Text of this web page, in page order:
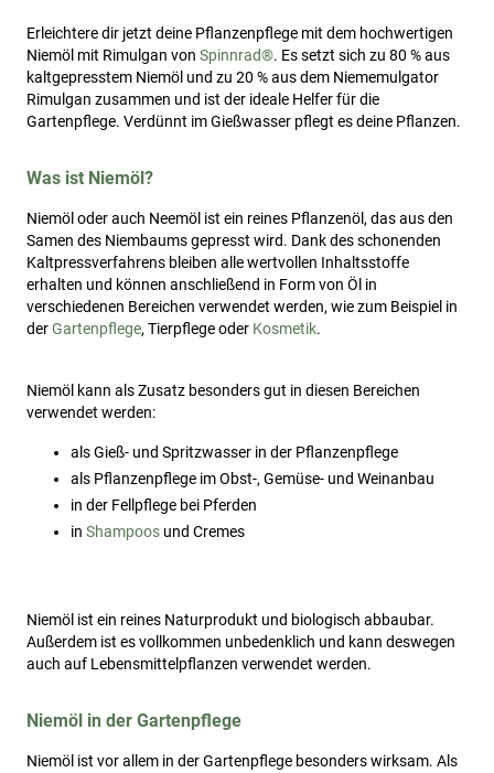
Erleichtere dir jetzt deine Pflanzenpflege mit dem hochwertigen
Niemöl mit Rimulgan von Spinnrad®. Es setzt sich zu 80 % aus
kaltgepresstem Niemöl und zu 20 % aus dem Niememulgator
Rimulgan zusammen und ist der ideale Helfer für die
Gartenpflege. Verdünnt im Gießwasser pflegt es deine Pflanzen.
Was ist Niemöl?
Niemöl oder auch Neemöl ist ein reines Pflanzenöl, das aus den
Samen des Niembaums gepresst wird. Dank des schonenden
Kaltpressverfahrens bleiben alle wertvollen Inhaltsstoffe
erhalten und können anschließend in Form von Öl in
verschiedenen Bereichen verwendet werden, wie zum Beispiel in
derGartenpflege, Tierpflege oder Kosmetik.
Niemöl kann als Zusatz besonders gut in diesen Bereichen
verwendet werden:
als Gieß- und Spritzwasser in der Pflanzenpflege
als Pflanzenpflege im Obst-, Gemüse- und Weinanbau
in der Fellpflege bei Pferden
in Shampoos und Cremes
Niemöl ist ein reines Naturprodukt und biologisch abbaubar.
Außerdem ist es vollkommen unbedenklich und kann deswegen
auch auf Lebensmittelpflanzen verwendet werden.
Niemöl in der Gartenpflege
Niemöl ist vor allem in der Gartenpflege besonders wirksam. Als